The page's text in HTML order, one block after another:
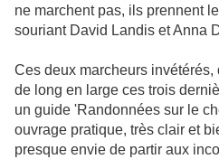
ne marchent pas, ils prennent
souriant David Landis et Anna
Ces deux marcheurs
de long en large ces trois
un guide 'Randonnées sur le
ouvrage pratique, très clair et
presque envie de partir aux